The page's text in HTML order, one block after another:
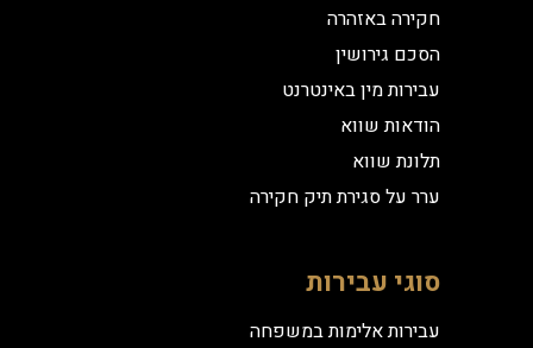
חקירה באזהרה
הסכם גירושין
עבירות מין באינטרנט
הודאות שווא
תלונת שווא
ערר על סגירת תיק חקירה
סוגי עבירות
עבירות אלימות במשפחה